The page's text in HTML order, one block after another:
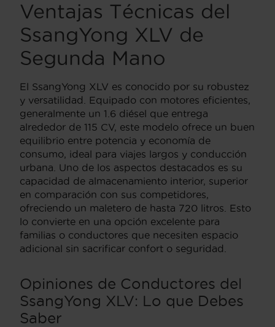
Ventajas Técnicas del
SsangYong XLV de
Segunda Mano
El SsangYong XLV es conocido por su robustez
y versatilidad. Equipado con motores eficientes,
generalmente un 1.6 diésel que entrega
alrededor de 115 CV, este modelo ofrece un buen
equilibrio entre potencia y economía de
consumo, ideal para viajes largos y conducción
urbana. Uno de los aspectos destacados es su
capacidad de almacenamiento interior, superior
en comparación con sus competidores,
ofreciendo un maletero de hasta 720 litros. Esto
lo convierte en una opción excelente para
familias o conductores que necesiten espacio
adicional sin sacrificar confort o seguridad.
Opiniones de Conductores del
SsangYong XLV: Lo que Debes
Saber